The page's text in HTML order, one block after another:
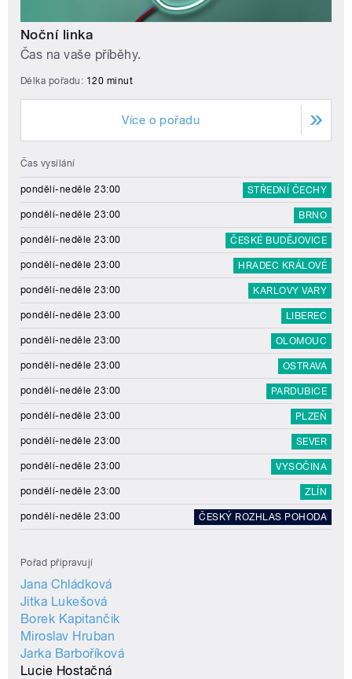
Noční linka
Čas na vaše příběhy.
Délka pořadu: 120 minut
Více o pořadu
Čas vysílání
pondělí-neděle 23:00 STŘEDNÍ ČECHY
pondělí-neděle 23:00 BRNO
pondělí-neděle 23:00 ČESKÉ BUDĚJOVICE
pondělí-neděle 23:00 HRADEC KRÁLOVÉ
pondělí-neděle 23:00 KARLOVY VARY
pondělí-neděle 23:00 LIBEREC
pondělí-neděle 23:00 OLOMOUC
pondělí-neděle 23:00 OSTRAVA
pondělí-neděle 23:00 PARDUBICE
pondělí-neděle 23:00 PLZEŇ
pondělí-neděle 23:00 SEVER
pondělí-neděle 23:00 VYSOČINA
pondělí-neděle 23:00 ZLÍN
pondělí-neděle 23:00 ČESKÝ ROZHLAS POHODA
Pořad připravují
Jana Chládková
Jitka Lukešová
Borek Kapitančik
Miroslav Hruban
Jarka Barboříková
Lucie Hostačná